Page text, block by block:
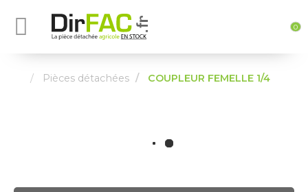
0
Pièces détachées COUPLEUR FEMELLE 1/4